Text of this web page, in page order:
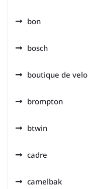
bon
bosch
boutique de velo
brompton
btwin
cadre
camelbak